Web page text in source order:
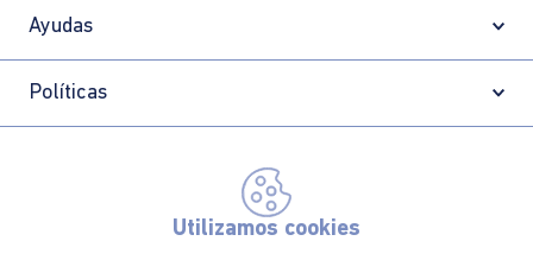
Utilizamos cookies
Ayudas
Políticas